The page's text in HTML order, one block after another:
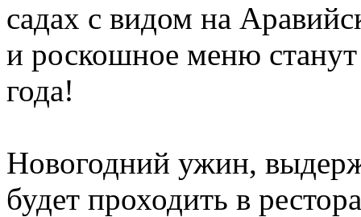
садах с видом на
и роскошное меню
года!
Новогодний ужин,
будет проходить в